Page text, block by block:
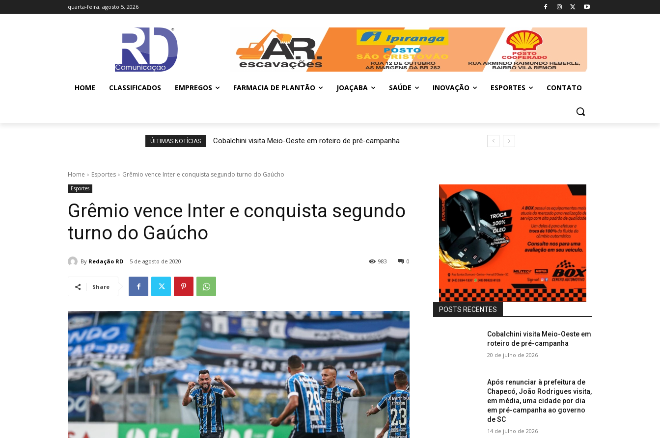
quarta-feira, agosto 5, 2026
HOME CLASSIFICADOS EMPREGOS FARMACIA DE PLANTÃO JOAÇABA SAÚDE INOVAÇÃO ESPORTES CONTATO
ÚLTIMAS NOTÍCIAS Cobalchini visita Meio-Oeste em roteiro de pré-campanha
Home Esportes Grêmio vence Inter e conquista segundo turno do Gaúcho
Esportes
Grêmio vence Inter e conquista segundo
turno do Gaúcho
By Redação RD 5 de agosto de 2020 0
983
Share
POSTS RECENTES
Cobalchini visita Meio-Oeste em
roteiro de pré-campanha
20 de julho de 2026
Após renunciar à prefeitura de
Chapecó, João Rodrigues visita,
em média, uma cidade por dia
em pré-campanha ao governo
de SC
14 de julho de 2026